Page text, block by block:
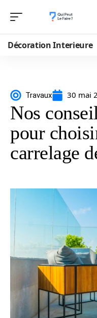
Décoration Interieure
Travaux 30 mai
Nos
pour
carrelage